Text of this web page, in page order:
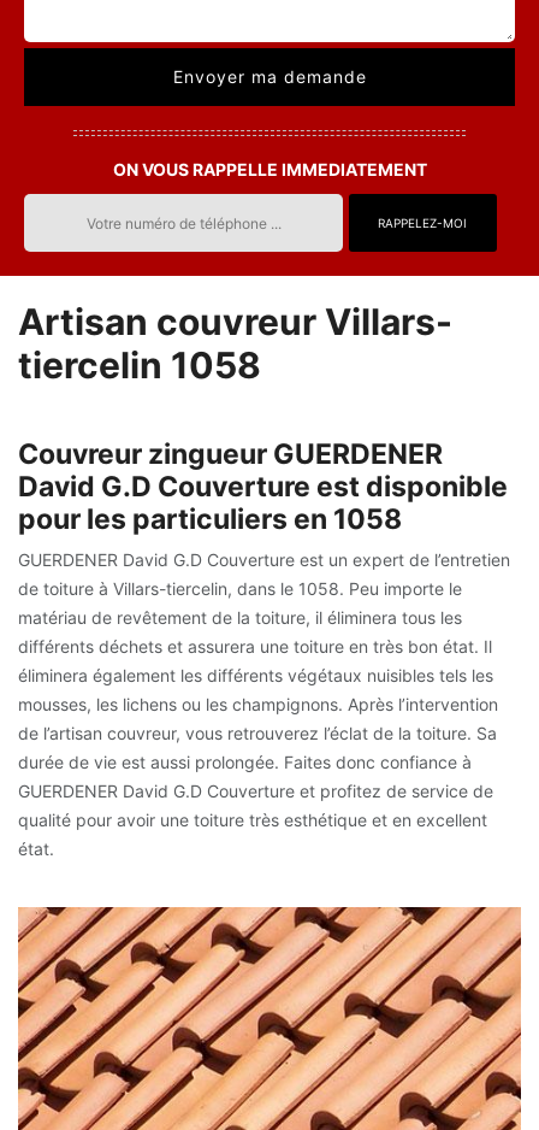
ON VOUS RAPPELLE IMMEDIATEMENT
Artisan couvreur Villars-
tiercelin 1058
Couvreur zingueur GUERDENER
David G.D Couverture est disponible
pour les particuliers en 1058
GUERDENER David G.D Couverture est un expert de l’entretien
de toiture à Villars-tiercelin, dans le 1058. Peu importe le
matériau de revêtement de la toiture, il éliminera tous les
différents déchets et assurera une toiture en très bon état. Il
éliminera également les différents végétaux nuisibles tels les
mousses, les lichens ou les champignons. Après l’intervention
de l’artisan couvreur, vous retrouverez l’éclat de la toiture. Sa
durée de vie est aussi prolongée. Faites donc confiance à
GUERDENER David G.D Couverture et profitez de service de
qualité pour avoir une toiture très esthétique et en excellent
état.